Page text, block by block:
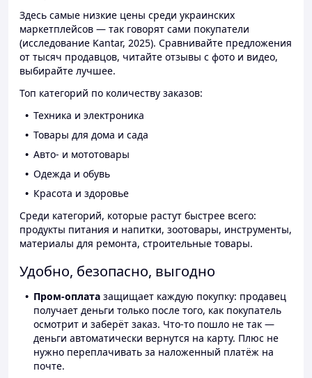
Здесь самые низкие цены среди украинских
маркетплейсов — так говорят сами покупатели
(исследование Kantar, 2025). Сравнивайте предложения
от тысяч продавцов, читайте отзывы с фото и видео,
выбирайте лучшее.
Топ категорий по количеству заказов:
Техника и электроника
Товары для дома и сада
Авто- и мототовары
Одежда и обувь
Красота и здоровье
Среди категорий, которые растут быстрее всего:
продукты питания и напитки, зоотовары, инструменты,
материалы для ремонта, строительные товары.
Удобно, безопасно, выгодно
Пром-оплата защищает каждую покупку: продавец
получает деньги только после того, как покупатель
осмотрит и заберёт заказ. Что-то пошло не так —
деньги автоматически вернутся на карту. Плюс не
нужно переплачивать за наложенный платёж на
почте.